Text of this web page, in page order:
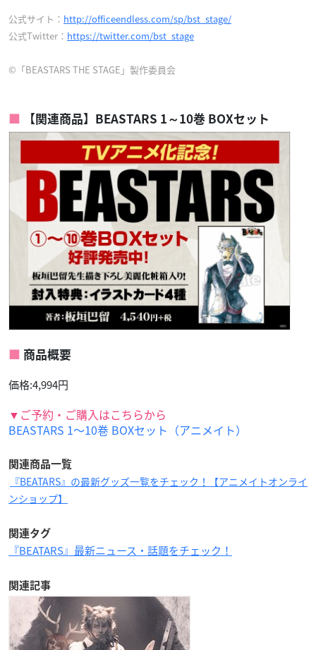
公式サイト： http://officeendless.com/sp/bst_stage/
公式Twitter： https://twitter.com/bst_stage
©「BEASTARS THE STAGE」製作委員会
【関連商品】BEASTARS 1～10巻 BOXセット
商品概要
価格:4,994円
▼ご予約・ご購入はこちらから
BEASTARS 1～10巻 BOXセット（アニメイト）
関連商品一覧
『BEATARS』の最新グッズ一覧をチェック！【アニメイトオンライ
ンショップ】
関連タグ
『BEATARS』最新ニュース・話題をチェック！
関連記事